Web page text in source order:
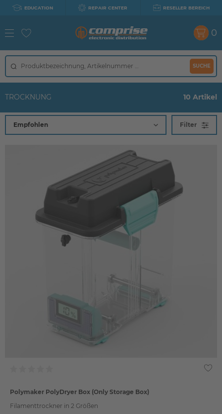
EDUCATION REPAIR CENTER RESELLER BEREICH
SUCHE
0
TROCKNUNG 10 Artikel
Filter
Polymaker PolyDryer Box (Only Storage Box)
Filamenttrockner in 2 Größen